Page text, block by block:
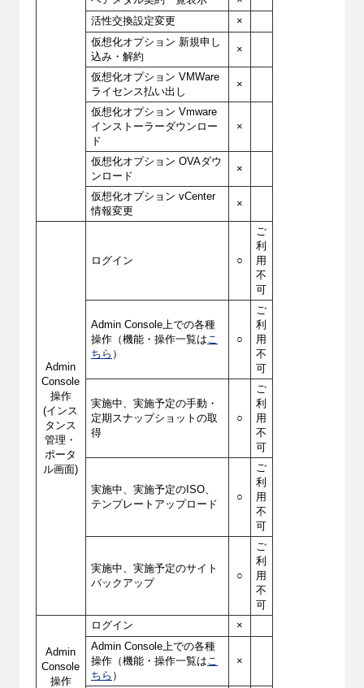
活性交換設定変更
×
仮想化オプション 新規申し
込み・解約
×
仮想化オプション VMWare
ライセンス払い出し
×
仮想化オプション Vmware
インストーラーダウンロー
ド
×
仮想化オプション OVAダウ
ンロード
×
仮想化オプション vCenter
情報変更
×
Admin
Console
操作
(インス
タンス
管理・
ポータ
ル画面)
ログイン ○
ご
利
用
不
可
Admin Console上での各種
操作（機能・操作一覧は こ
ちら ）
○
ご
利
用
不
可
実施中、実施予定の手動・
定期スナップショットの取
得
○
ご
利
用
不
可
実施中、実施予定のISO、
テンプレートアップロード
○
ご
利
用
不
可
実施中、実施予定のサイト
バックアップ
○
ご
利
用
不
可
Admin
Console
操作
ログイン
×
Admin Console上での各種
操作（機能・操作一覧は こ
ちら ）
×